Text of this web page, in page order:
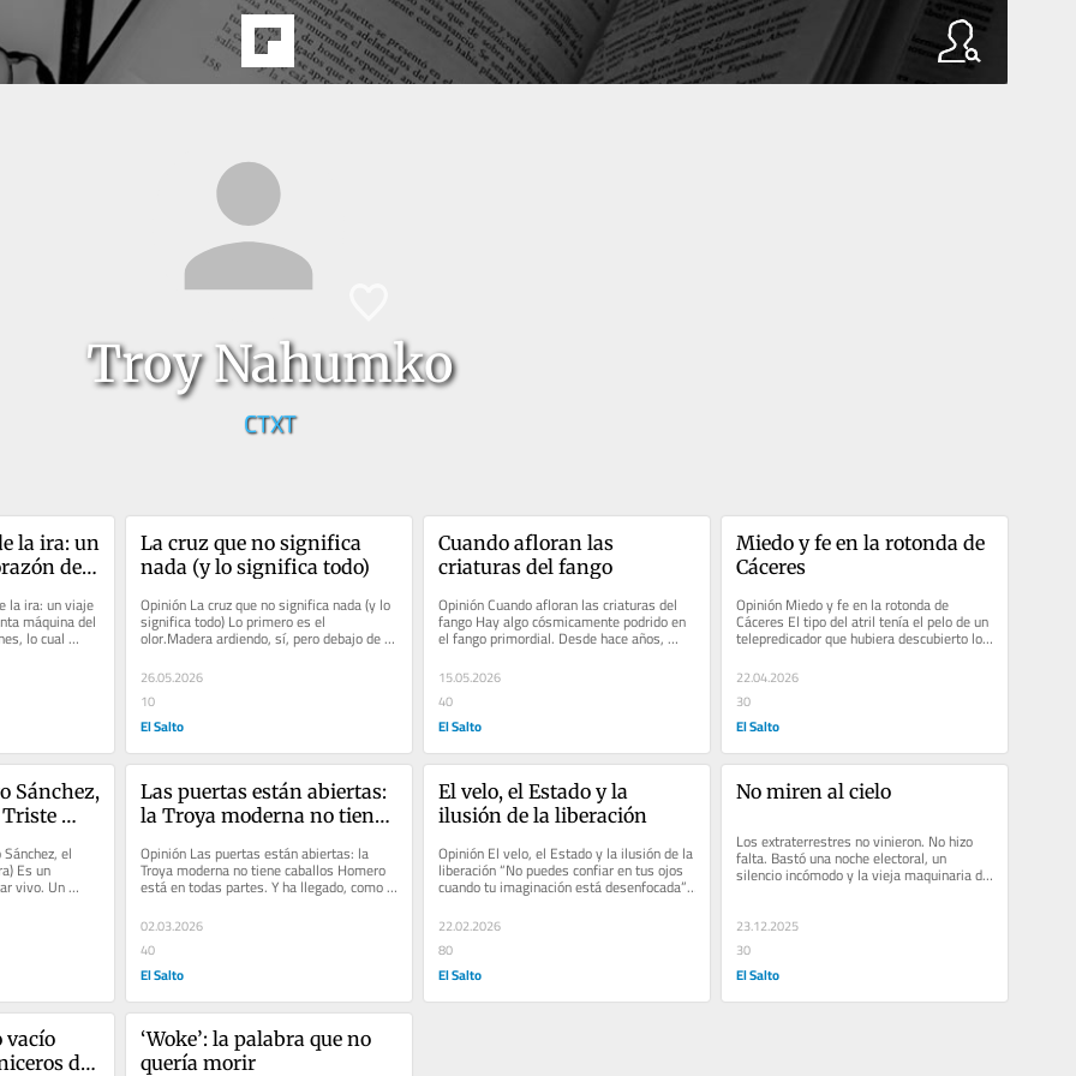
Troy Nahumko
CTXT
la ira: un
de
la ira: un viaje
máquina del
lo cual
La cruz que no significa
nada (y lo significa todo)
Opinión La cruz que no significa nada (y lo
significa todo) Lo primero es el
olor.Madera ardiendo, sí, pero debajo de
eso, algo más dulce y más...
26.05.2026
10
El Salto
Cuando afloran las
criaturas del fango
Opinión Cuando afloran las criaturas del
fango Hay algo cósmicamente podrido en
el fango primordial. Desde hace años,
décadas, quizá más, quizá...
15.05.2026
40
El Salto
Miedo y fe en la rotonda de
Cáceres
Opinión Miedo y fe en la rotonda de
Cáceres El tipo del atril tenía el pelo de un
telepredicador que hubiera descubierto los
esteroides. Peinado...
22.04.2026
30
El Salto
Sánchez,
Triste
el
Es un
vivo. Un
Las puertas están abiertas:
la Troya moderna no tiene
Opinión Las puertas están abiertas: la
Troya moderna no tiene caballos Homero
está en todas partes. Y ha llegado, como
siempre, justo a tiempo. Hoy...
02.03.2026
40
El Salto
El velo, el Estado y la
ilusión de la liberación
Opinión El velo, el Estado y la ilusión de la
liberación “No puedes confiar en tus ojos
cuando tu imaginación está desenfocada”.
22.02.2026
80
El Salto
No miren al cielo
Los extraterrestres no vinieron. No hizo
falta. Bastó una noche electoral, un
silencio incómodo y la vieja maquinaria del
poder funcionando como...
23.12.2025
30
El Salto
vacío
de
‘Woke’: la palabra que no
quería morir